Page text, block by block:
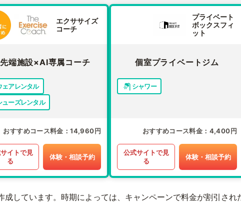
エクササイズ
コーチ
端施設×AI専属コーチ
ェアレンタル
ューズレンタル
おすすめコース料金 14,960円
イトで見
る
体験・相談予約
プライベート
ボックスフィ
ット
個室プライベートジム
シャワー
おすすめコース料金 4,400円
公式サイトで見
る
体験・相談予約
しています。時期によっては、キャンペーンで料金が割引され